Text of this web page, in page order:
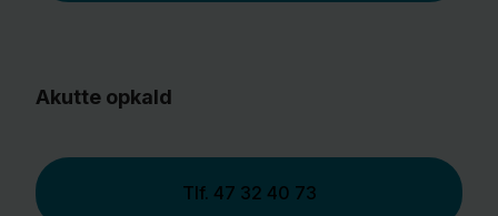
Akutte opkald
Tlf. 47 32 40 73